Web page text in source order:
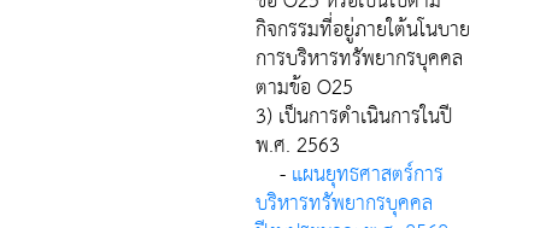
กิจกรรมที่อยู่ภายใต้นโนบาย
การบริหารทรัพยากรบุคคล
ตามข้อ O25
3) เป็นการดำเนินการในปี
พ.ศ. 2563
-แผนยุทธศาสตร์การ
บริหารทรัพยากรบุคคล